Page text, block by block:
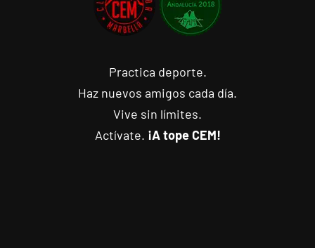
Practica deporte.
Haz nuevos amigos cada día.
Vive sin límites.
Actívate. ¡A tope CEM!